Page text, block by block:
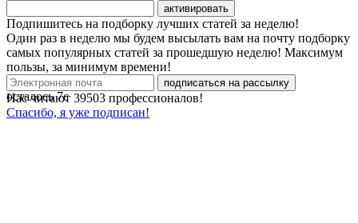
активировать
Подпишитесь на подборку лучших статей за неделю!
Один раз в неделю мы будем высылать вам на почту подборку
самых популярных статей за прошедшую неделю! Максимум
пользы, за минимум времени!
подписаться на рассылку
Нас читают 39503 профессионалов!
Спасибо, я уже подписан!
осталось7с